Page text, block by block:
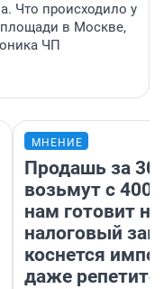
Что происходило у
в Москве,
ЧП
МНЕНИЕ
Продашь за
возьмут с
нам готовит
налоговый
коснется
даже